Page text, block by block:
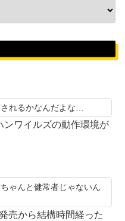
れるかなんだよな…
ンワイルズの動作環境が
ゃんと健常者じゃないん
売から結構時間経った